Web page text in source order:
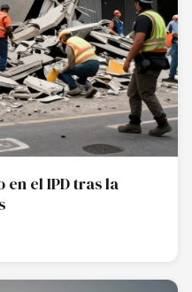
el IPD tras la